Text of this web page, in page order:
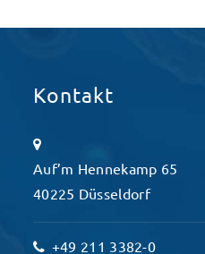
Kontakt
Auf’m Hennekamp 65
40225 Düsseldorf
+49 211 3382-0